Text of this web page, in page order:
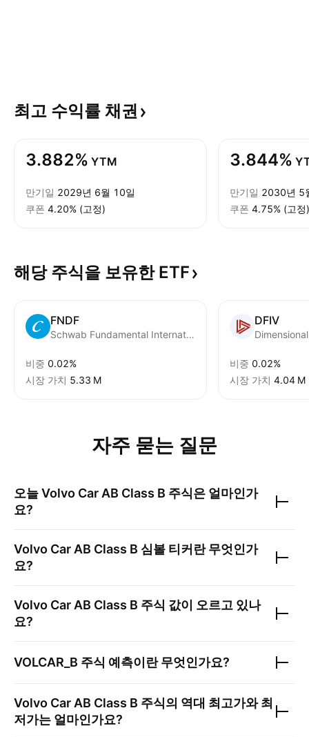
최고 수익률 채권
3.882% YTM
만기일 2029년 6월 10일
쿠폰 4.20% (고정)
3.844%
만기일 2030년 5
쿠폰 4.75% (고정)
해당 주식을 보유한 ETF
FNDF
Schwab Fundamental International Equity ETF
비중 0.02%
시장 가치 ‪5.33 M‬
DFIV
비중 0.02%
시장 가치 ‪4.04 M‬
자주 묻는 질문
오늘Volvo Car AB Class B 주식은 얼마인가
요?
Volvo Car AB Class B 심볼 티커란 무엇인가
요?
Volvo Car AB Class B 주식 값이 오르고 있나
요?
VOLCAR_B 주식 예측이란 무엇인가요?
Volvo Car AB Class B 주식의 역대 최고가와 최
저가는 얼마인가요?